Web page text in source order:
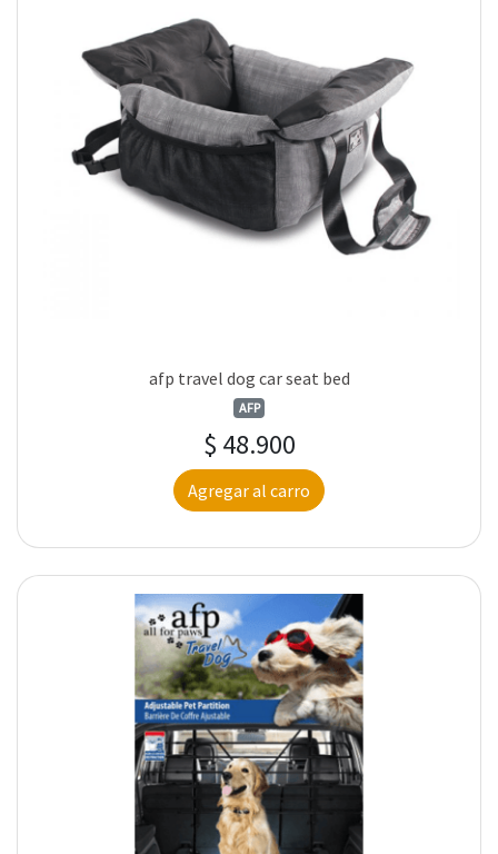
afp travel dog car seat bed
AFP
$ 48.900
Agregar al carro